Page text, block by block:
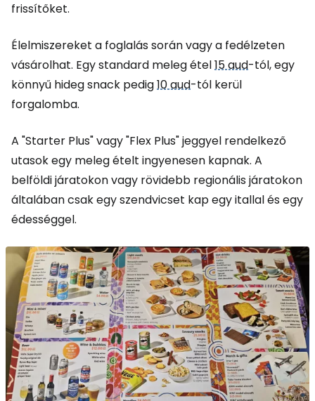
frissítőket.
Élelmiszereket a foglalás során vagy a fedélzeten
vásárolhat. Egy standard meleg étel15 aud-tól, egy
könnyű hideg snack pedig10 aud-tól kerül
forgalomba.
A "Starter Plus" vagy "Flex Plus" jeggyel rendelkező
utasok egy meleg ételt ingyenesen kapnak. A
belföldi járatokon vagy rövidebb regionális járatokon
általában csak egy szendvicset kap egy itallal és egy
édességgel.